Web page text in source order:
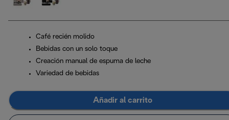
Café recién molido
Bebidas con un solo toque
Creación manual de espuma de leche
Variedad de bebidas
Añadir al carrito